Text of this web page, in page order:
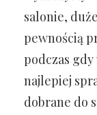
salonie,
pewnością
podczas
najlepiej
dobrane do